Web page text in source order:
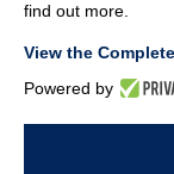
Italy - P.Iva:
find out more.
View the
Powered by